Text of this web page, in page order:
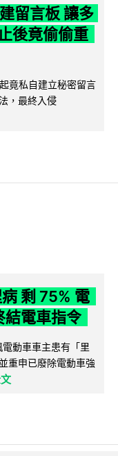
留言板 讓多
後竟偷偷重
竟私自建立秘密留言
，最終入侵
剩 75% 電
結電車指令
動車車主患有「里
重申已廢除電動車強